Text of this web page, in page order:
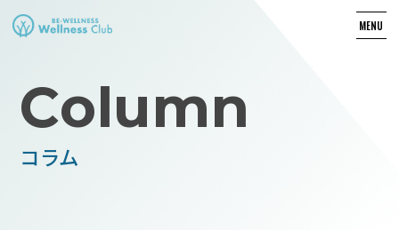
MENU
Column
コラム